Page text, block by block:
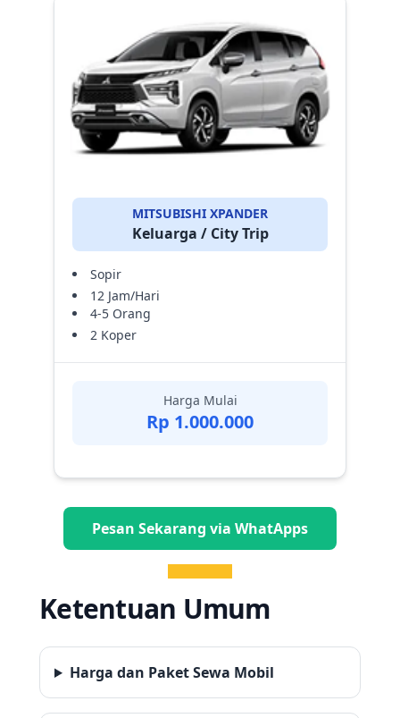
MITSUBISHI XPANDER
Keluarga / City Trip
Sopir
12 Jam/Hari
4-5 Orang
2 Koper
Harga Mulai
Rp 1.000.000
Pesan Sekarang via WhatApps
Ketentuan Umum
Harga dan Paket Sewa Mobil